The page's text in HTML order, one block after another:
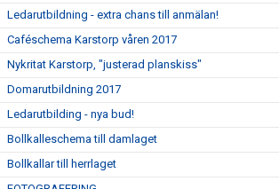
Ledarutbildning - extra chans till anmälan!
Caféschema Karstorp våren 2017
Nykritat Karstorp, "justerad planskiss"
Domarutbildning 2017
Ledarutbilding - nya bud!
Bollkalleschema till damlaget
Bollkallar till herrlaget